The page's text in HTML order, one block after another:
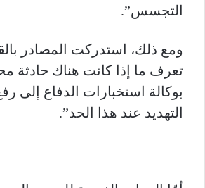
التجسس”.
ومع ذلك، استدركت المصادر
تعرف ما إذا كانت هناك حادثة
بوكالة استخبارات الدفاع إلى
التهديد عند هذا الحد”.